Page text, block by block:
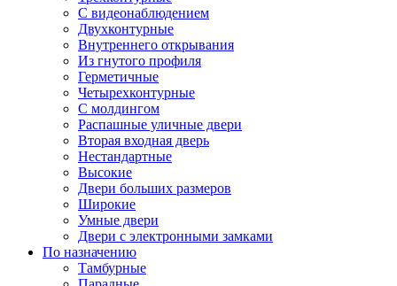
С видеонаблюдением
Двухконтурные
Внутреннего открывания
Из гнутого профиля
Герметичные
Четырехконтурные
С молдингом
Распашные уличные двери
Вторая входная дверь
Нестандартные
Высокие
Двери больших размеров
Широкие
Умные двери
Двери с электронными замками
По назначению
Тамбурные